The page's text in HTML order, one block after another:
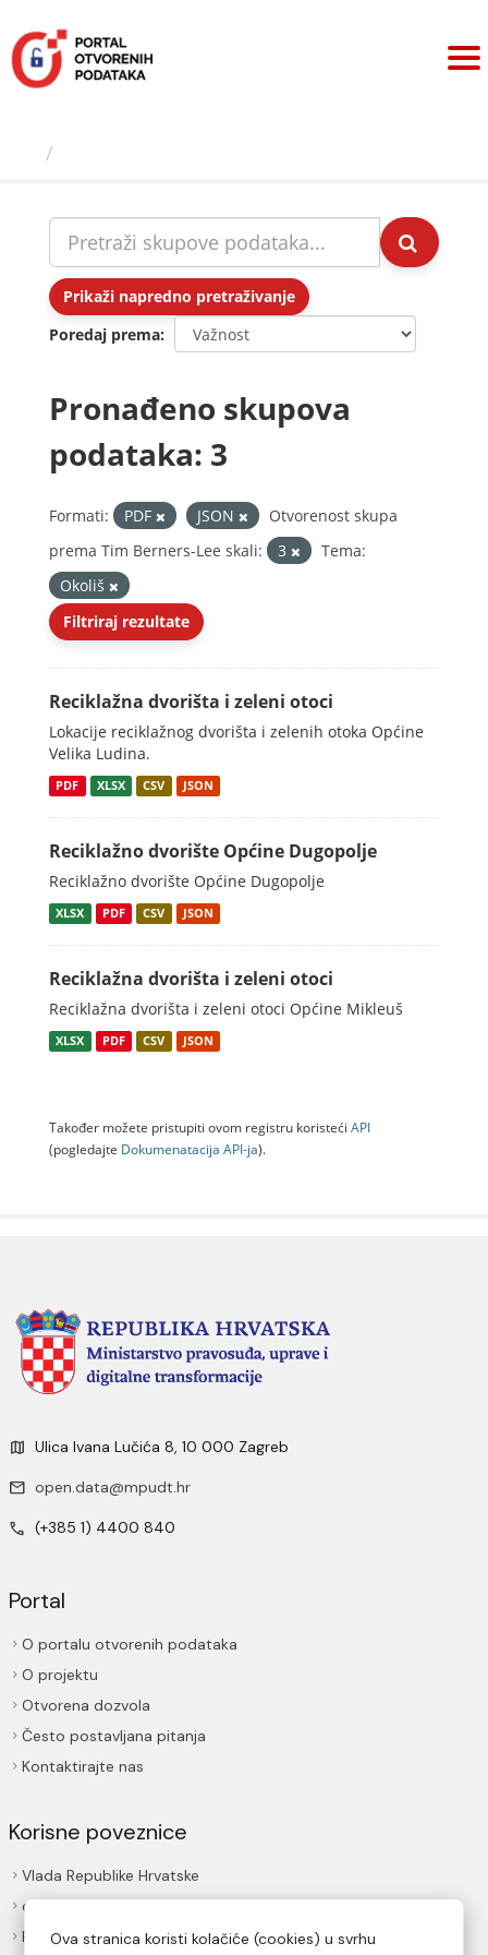
sadržaj
Prikaži napredno pretraživanje
Poredaj prema
Pronađeno skupova
podataka: 3
Formati: PDF JSON
Otvorenost skupa
prema Tim Berners-Lee skali:
3
Tema:
Okoliš
Filtriraj rezultate
Reciklažna dvorišta i zeleni otoci
Lokacije reciklažnog dvorišta i zelenih otoka Općine
Velika Ludina.
PDF XLSX CSV JSON
Reciklažno dvorište Općine Dugopolje
Reciklažno dvorište Općine Dugopolje
XLSX PDF CSV JSON
Reciklažna dvorišta i zeleni otoci
Reciklažna dvorišta i zeleni otoci Općine Mikleuš
XLSX PDF CSV JSON
Također možete pristupiti ovom registru koristeći API
(pogledajte Dokumenаtаcijа API-jа).